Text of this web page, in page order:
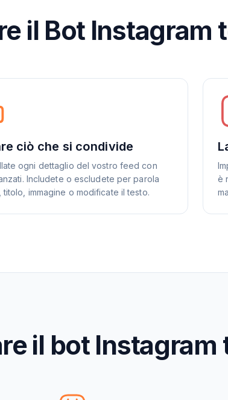
il Bot Instagram
ciò che si condivide
ogni dettaglio del vostro feed con
Includete o escludete per parola
titolo, immagine o modificate il testo.
è
il bot Instagram